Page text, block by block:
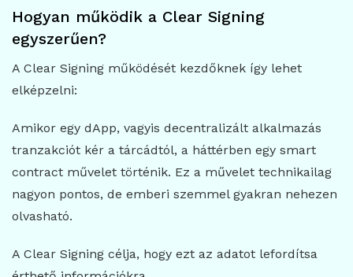
Hogyan működik a Clear Signing
egyszerűen?
A Clear Signing működését kezdőknek így lehet
elképzelni:
Amikor egy dApp, vagyis decentralizált alkalmazás
tranzakciót kér a tárcádtól, a háttérben egy smart
contract művelet történik. Ez a művelet technikailag
nagyon pontos, de emberi szemmel gyakran nehezen
olvasható.
A Clear Signing célja, hogy ezt az adatot lefordítsa